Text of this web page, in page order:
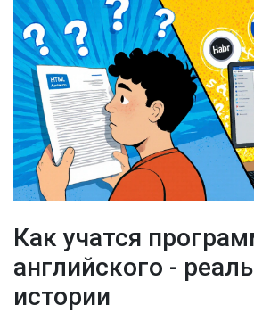
Как учатся
английского -
истории